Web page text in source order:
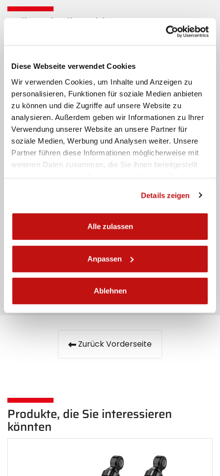
Diese Webseite verwendet Cookies
Wir verwenden Cookies, um Inhalte und Anzeigen zu
personalisieren, Funktionen für soziale Medien anbieten
zu können und die Zugriffe auf unsere Website zu
analysieren. Außerdem geben wir Informationen zu Ihrer
Verwendung unserer Website an unsere Partner für
soziale Medien, Werbung und Analysen weiter. Unsere
Partner führen diese Informationen möglicherweise mit
weiteren Daten zusammen, die Sie ihnen bereitgestellt
Details zeigen
Alle zulassen
Anpassen
Ablehnen
Füllen Sie die Felder aus, um
Name
Nachname
Email
Telefon
Nachricht
Datenschutzbestimmungen gelesen
Zurück Vorderseite
Produkte, die Sie interessieren
könnten